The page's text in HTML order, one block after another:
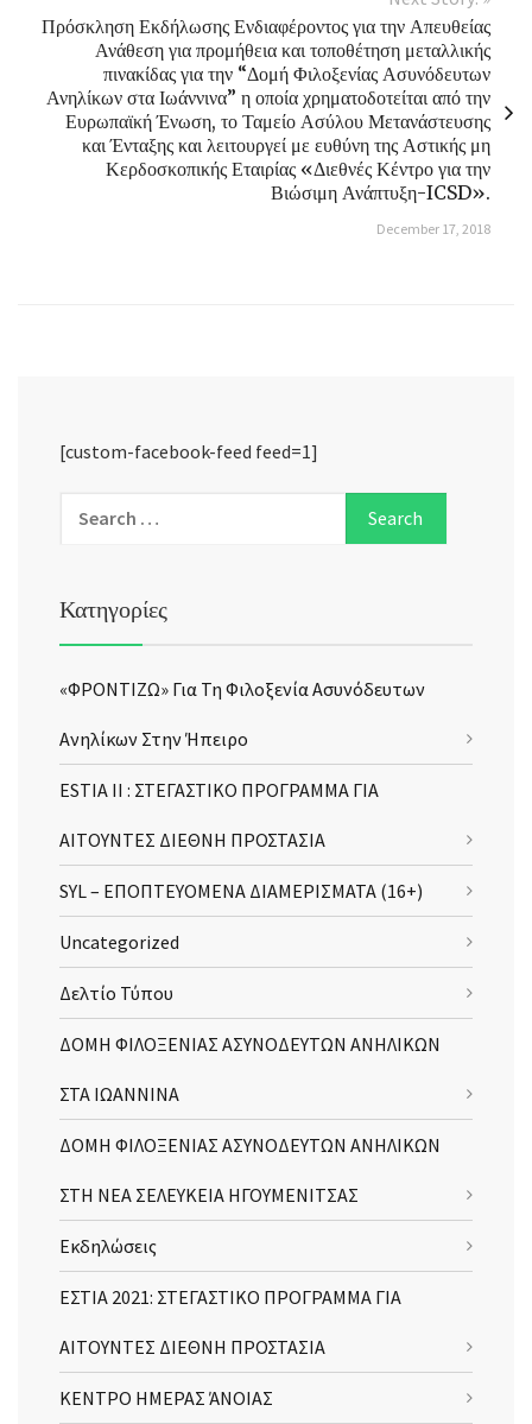
Πρόσκληση Εκδήλωσης Ενδιαφέροντος για την Απευθείας
Ανάθεση για προμήθεια και τοποθέτηση μεταλλικής
πινακίδας για την “Δομή Φιλοξενίας Ασυνόδευτων
Ανηλίκων στα Ιωάννινα” η οποία χρηματοδοτείται από την
Ευρωπαϊκή Ένωση, το Ταμείο Ασύλου Μετανάστευσης
και Ένταξης και λειτουργεί με ευθύνη της Αστικής μη
Κερδοσκοπικής Εταιρίας «Διεθνές Κέντρο για την
Βιώσιμη Ανάπτυξη-ICSD».
December 17, 2018
[custom-facebook-feed feed=1]
Κατηγορίες
«ΦΡΟΝΤΙΖΩ» Για Τη Φιλοξενία Ασυνόδευτων
Ανηλίκων Στην Ήπειρο
ESTIA II : ΣΤΕΓΑΣΤΙΚΟ ΠΡΟΓΡΑΜΜΑ ΓΙΑ
ΑΙΤΟΥΝΤΕΣ ΔΙΕΘΝΗ ΠΡΟΣΤΑΣΙΑ
SYL – ΕΠΟΠΤΕΥΟΜΕΝΑ ΔΙΑΜΕΡΙΣΜΑΤΑ (16+)
Uncategorized
Δελτίο Τύπου
ΔΟΜΗ ΦΙΛΟΞΕΝΙΑΣ ΑΣΥΝΟΔΕΥΤΩΝ ΑΝΗΛΙΚΩΝ
ΣΤΑ ΙΩΑΝΝΙΝΑ
ΔΟΜΗ ΦΙΛΟΞΕΝΙΑΣ ΑΣΥΝΟΔΕΥΤΩΝ ΑΝΗΛΙΚΩΝ
ΣΤΗ ΝΕΑ ΣΕΛΕΥΚΕΙΑ ΗΓΟΥΜΕΝΙΤΣΑΣ
Εκδηλώσεις
ΕΣΤΙΑ 2021: ΣΤΕΓΑΣΤΙΚΟ ΠΡΟΓΡΑΜΜΑ ΓΙΑ
ΑΙΤΟΥΝΤΕΣ ΔΙΕΘΝΗ ΠΡΟΣΤΑΣΙΑ
ΚΕΝΤΡΟ ΗΜΕΡΑΣ ΆΝΟΙΑΣ